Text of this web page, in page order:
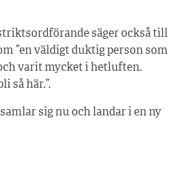
säger också till
”en väldigt duktig person som
varit mycket i hetluften.
så här.”.
sig nu och landar i en ny